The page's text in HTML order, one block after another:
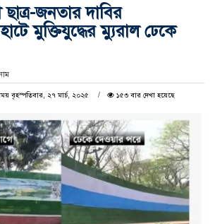
ছাত্র-জনতার দাবির
মুক্তিযুদ্ধের ম্যুরাল ঢেকে
বৃহস্পতিবার, ২৭ মার্চ, ২০২৫ ১৫৩ বার দেখা হয়েছে